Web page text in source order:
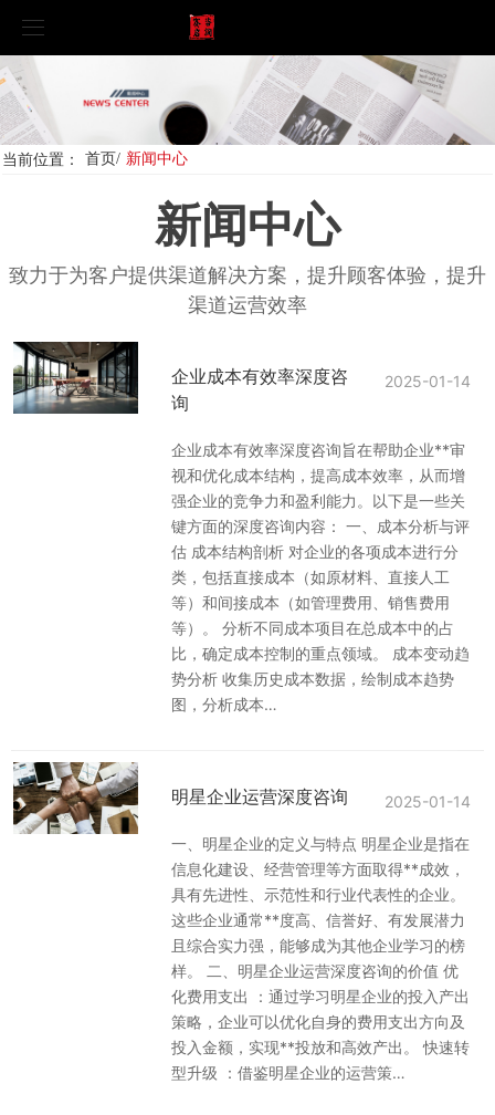
公司简介
门店装修质量验收
门店6S管理咨询
神秘顾客检查
竞争对手研究
市场可行性研究
商务政策研究
专项定制咨询
行业新闻
案例展示
调研系统
当前位置： 首页/ 新闻中心
新闻中心
致力于为客户提供渠道解决方案，提升顾客体验，提升
渠道运营效率
企业成本有效率深度咨
询
2025-01-14
企业成本有效率深度咨询旨在帮助企业**审
视和优化成本结构，提高成本效率，从而增
强企业的竞争力和盈利能力。以下是一些关
键方面的深度咨询内容： 一、成本分析与评
估 成本结构剖析 对企业的各项成本进行分
类，包括直接成本（如原材料、直接人工
等）和间接成本（如管理费用、销售费用
等）。 分析不同成本项目在总成本中的占
比，确定成本控制的重点领域。 成本变动趋
势分析 收集历史成本数据，绘制成本趋势
图，分析成本…
明星企业运营深度咨询 2025-01-14
一、明星企业的定义与特点 明星企业是指在
信息化建设、经营管理等方面取得**成效，
具有先进性、示范性和行业代表性的企业。
这些企业通常**度高、信誉好、有发展潜力
且综合实力强，能够成为其他企业学习的榜
样。 二、明星企业运营深度咨询的价值 优
化费用支出 ：通过学习明星企业的投入产出
策略，企业可以优化自身的费用支出方向及
投入金额，实现**投放和高效产出。 快速转
型升级 ：借鉴明星企业的运营策…